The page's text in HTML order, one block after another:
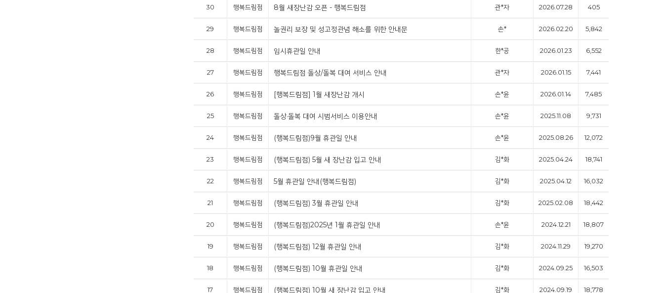
30 행복드림점 8월 새장난감 오픈 - 행복드림점 관*자 2026.07.28 405
29 행복드림점 놀권리 보장 및 성고정관념 해소를 위한 안내문 손* 2026.02.20 5,842
28 행복드림점 임시휴관일 안내 한*공 2026.01.23 6,552
27 행복드림점 행복드림점 돌상/돌복 대여 서비스 안내 관*자 2026.01.15 7,441
26 행복드림점 [행복드림점] 1월 새장난감 개시 손*윤 2026.01.14 7,485
25 행복드림점 돌상·돌복 대여 시범서비스 이용안내 손*윤 2025.11.08 9,731
24 행복드림점 (행복드림점)9월 휴관일 안내 손*윤 2025.08.26 12,072
23 행복드림점 (행복드림점) 5월 새 장난감 입고 안내 김*화 2025.04.24 18,741
22 행복드림점 5월 휴관일 안내(행복드림점) 김*화 2025.04.12 16,032
21 행복드림점 (행복드림점) 3월 휴관일 안내 김*화 2025.02.08 18,442
20 행복드림점 (행복드림점)2025년 1월 휴관일 안내 손*윤 2024.12.21 18,807
19 행복드림점 (행복드림점) 12월 휴관일 안내 김*화 2024.11.29 19,270
18 행복드림점 (행복드림점) 10월 휴관일 안내 김*화 2024.09.25 16,503
17 행복드림점 (행복드림점) 10월 새 장난감 입고 안내 김*화 2024.09.19 18,778